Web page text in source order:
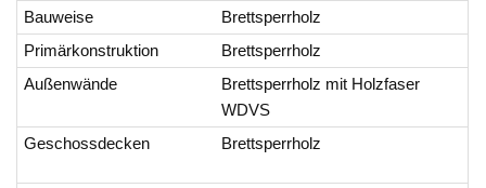
Bauweise
Brettsperrholz
Primärkonstruktion
Brettsperrholz
Außenwände
Brettsperrholz mit Holzfaser
WDVS
Geschossdecken
Brettsperrholz